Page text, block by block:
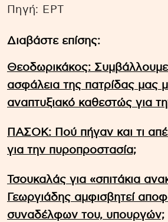
Πηγή: EΡΤ
Διαβάστε επίσης:
Θεοδωρικάκος: Συμβάλλουμε
ασφάλεια της πατρίδας μας
αναπτυξιακό καθεστώς για
ΠΑΣΟΚ: Πού πήγαν και τι
για την πυροπροστασία;
Τσουκαλάς για «σπιτάκια
Γεωργιάδης αμφισβητεί
συναδέλφων του, υπουργών;